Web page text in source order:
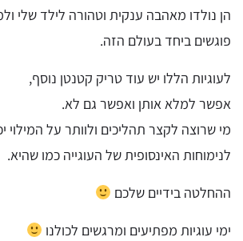
הן נולדו מאהבה ענקית וטהורה לילד שלי
פוגשים ביחד בעולם הזה.
לעוגיות הללו יש עוד טריק קטנטן נוסף,
אפשר למלא אותן ואפשר גם לא.
מי שרוצה לקצר תהליכים ולוותר על
לנימוחות האינסופית של העוגייה כמו שהיא.
ההחלטה בידיים שלכם
ימי עוגיות מפתיעים ומרגשים לכולנו